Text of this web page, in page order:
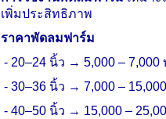
เพิ่มประสิทธิภาพ
ราคาพัดลมฟาร์ม
- 20–24 นิ้ว → 5,000 – 7,000
- 30–36 นิ้ว → 7,000 –
- 40–50 นิ้ว → 15,000 –